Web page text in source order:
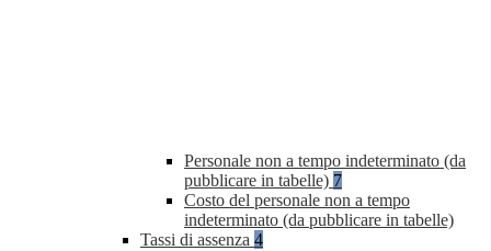
Personale non a tempo indeterminato (da
pubblicare in tabelle) 7
Costo del personale non a tempo
indeterminato (da pubblicare in tabelle)
Tassi di assenza 4